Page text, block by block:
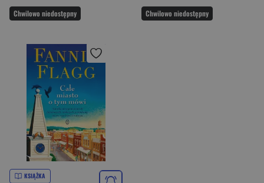
Chwilowo niedostępny
Chwilowo niedostępny
KSIĄŻKA